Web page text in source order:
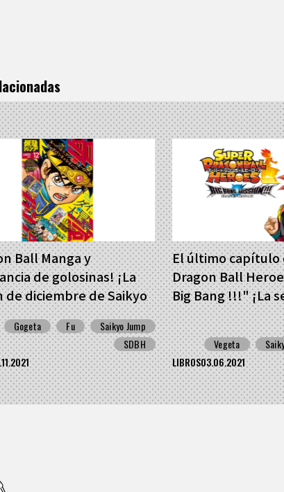
Ball Manga y
de golosinas! ¡La
de diciembre de Saikyo
está a la venta!
Gogeta Fu
Saikyo Jump
SDBH
El último capítulo
Dragon Ball
Big Bang !!!" ¡La
ya está
forma gratuita!
Vegeta
LIBROS03.06.2021